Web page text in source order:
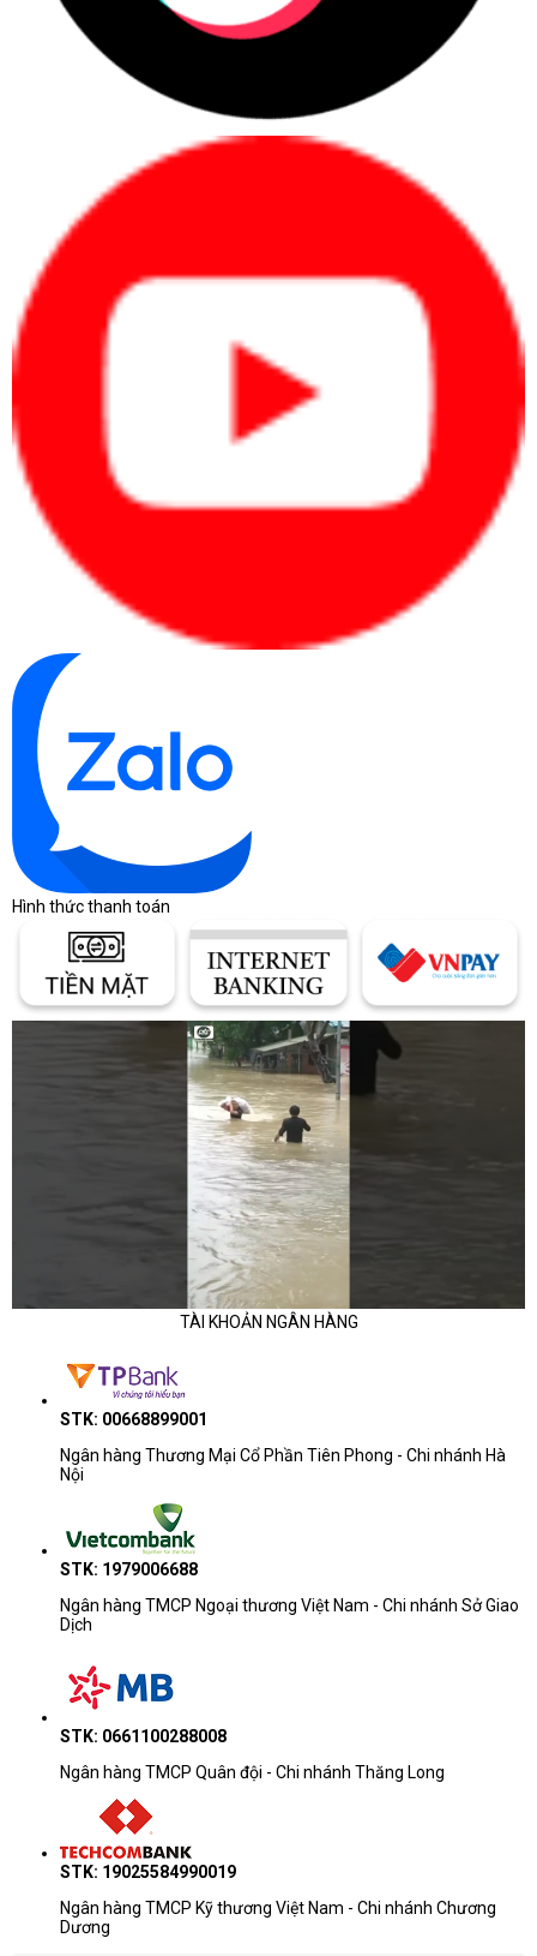
Hình thức thanh toán
TÀI KHOẢN NGÂN HÀNG
STK: 00668899001
Ngân hàng Thương Mại Cổ Phần Tiên Phong - Chi nhánh Hà
Nội
STK: 1979006688
Ngân hàng TMCP Ngoại thương Việt Nam - Chi nhánh Sở Giao
Dịch
STK: 0661100288008
Ngân hàng TMCP Quân đội - Chi nhánh Thăng Long
STK: 19025584990019
Ngân hàng TMCP Kỹ thương Việt Nam - Chi nhánh Chương
Dương